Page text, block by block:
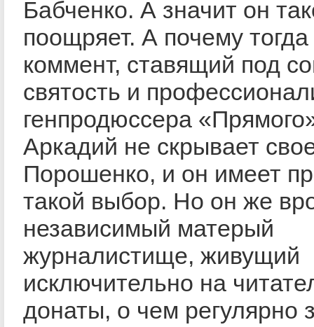
Бабченко. А значит он
поощряет. А почему
коммент, ставящий под
святость и
генпродюссера
Аркадий не скрывает
Порошенко, и он имеет
такой выбор. Но он же
независимый матерый
журналистище, живущий
исключительно на
донаты, о чем регулярно